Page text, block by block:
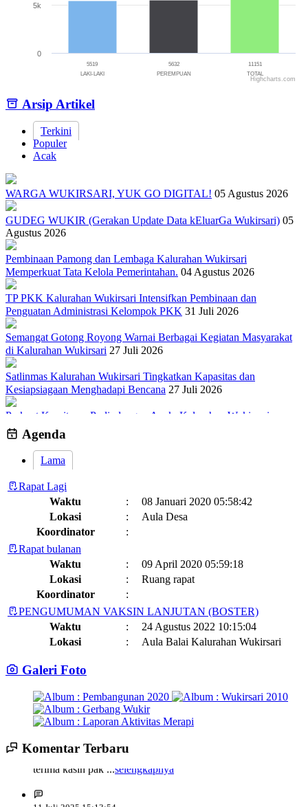
5519
LAKI-LAKI
5632
PEREMPUAN
11151
TOTAL
0
5k
Highcharts.com
Arsip Artikel
Terkini
Populer
Acak
WARGA WUKIRSARI, YUK GO DIGITAL! 05 Agustus 2026
GUDEG WUKIR (Gerakan Update Data kEluarGa Wukirsari) 05
Agustus 2026
Pembinaan Pamong dan Lembaga Kalurahan Wukirsari
Memperkuat Tata Kelola Pemerintahan. 04 Agustus 2026
TP PKK Kalurahan Wukirsari Intensifkan Pembinaan dan
Penguatan Administrasi Kelompok PKK 31 Juli 2026
Semangat Gotong Royong Warnai Berbagai Kegiatan Masyarakat
di Kalurahan Wukirsari 27 Juli 2026
Satlinmas Kalurahan Wukirsari Tingkatkan Kapasitas dan
Kesiapsiagaan Menghadapi Bencana 27 Juli 2026
Perkuat Komitmen Perlindungan Anak, Kalurahan Wukirsari
Menggelar Sosialisasi dan Outbond Desa Ramah Anak
Sumber Hayati dan Non Hayati 10 November 2021
Kronologi Erupsi Merapi tanggal 5 November 2010
Kegiatan Positif Di Bulan Puasa, Karang Taruna Wukirsari Berbagi
Agenda
Lama
Rapat Lagi
Waktu
:
08 Januari 2020 05:58:42
Lokasi
:
Aula Desa
Koordinator
:
Rapat bulanan
Waktu
:
09 April 2020 05:59:18
Lokasi
:
Ruang rapat
Koordinator
:
PENGUMUMAN VAKSIN LANJUTAN (BOSTER)
Waktu
:
24 Agustus 2022 10:15:04
Lokasi
:
Aula Balai Kalurahan Wukirsari
Jadwal dan Agenda Sisir Adminduk Kalurahan Wukirsari
Waktu
:
03 Februari 2023 08:44:13
Lokasi
:
Sisir Adminduk Kalurahan Wukirsari, Kapanewon Cangkringan
Waktu
:
02 Mei 2024 10:24:40
Galeri Foto
Komentar Terbaru
14 Juli 2025 14:17:22
terima kasih pak ...selengkapnya
11 Juli 2025 15:13:54
semangat mbak ziaaaaaa...